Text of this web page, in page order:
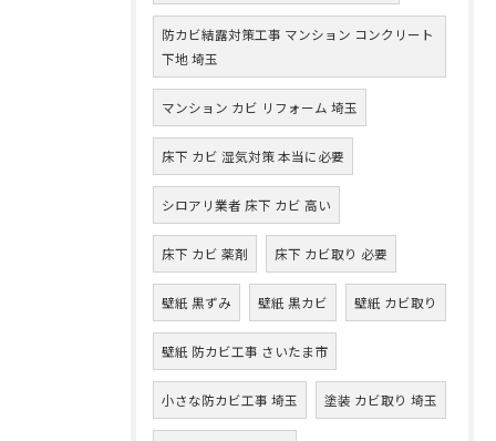
防カビ結露対策工事 マンション コンクリート
下地 埼玉
マンション カビ リフォーム 埼玉
床下 カビ 湿気対策 本当に必要
シロアリ業者 床下 カビ 高い
床下 カビ 薬剤 床下 カビ取り 必要
壁紙 黒ずみ 壁紙 黒カビ 壁紙 カビ取り
壁紙 防カビ工事 さいたま市
小さな防カビ工事 埼玉 塗装 カビ取り 埼玉